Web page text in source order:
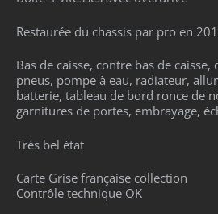
Restaurée du chassis par pro en
Bas de caisse, contre bas de
pneus, pompe à eau, radiateur,
batterie, tableau de bord ronce de
garnitures de portes, embrayage,
Très bel état
Carte Grise française collection
Contrôle technique OK